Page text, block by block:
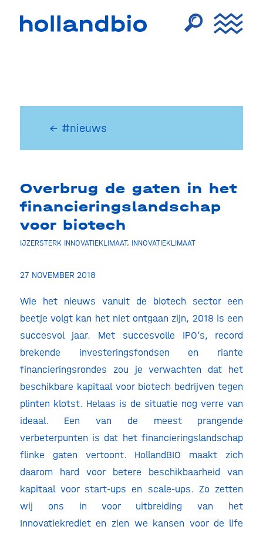
← #nieuws
Overbrug de gaten in het
financieringslandschap
voor biotech
IJZERSTERK INNOVATIEKLIMAAT, INNOVATIEKLIMAAT
27 NOVEMBER 2018
Wie het nieuws vanuit de biotech sector een
beetje volgt kan het niet ontgaan zijn, 2018 is een
succesvol jaar. Met succesvolle IPO’s, record
brekende investeringsfondsen en riante
financieringsrondes zou je verwachten dat het
beschikbare kapitaal voor biotech bedrijven tegen
plinten klotst. Helaas is de situatie nog verre van
ideaal. Een van de meest prangende
verbeterpunten is dat het financieringslandschap
flinke gaten vertoont. HollandBIO maakt zich
daarom hard voor betere beschikbaarheid van
kapitaal voor start-ups en scale-ups. Zo zetten
wij ons in voor uitbreiding van het
Innovatiekrediet en zien we kansen voor de life